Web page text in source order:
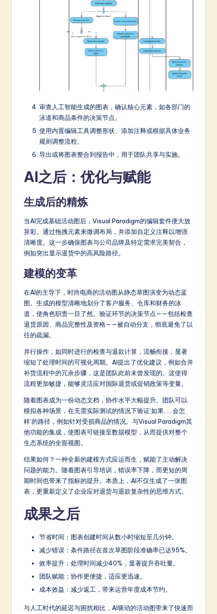
审查人工智能生成的图表，确认核心元素，如各部门的
泳道和商品条件的决策节点。
使用内置编辑工具调整形状、添加注释或根据具体业务
规则调整流程。
导出或将图表整合到报告中，用于团队共享与实施。
AI之后：优化与赋能
生成后的精炼
当AI完成基础活动图后，Visual Paradigm的编辑套件便大放
异彩。通过拖拽元素来微调布局，并添加自定义注释以增强
清晰度。这一步确保图表与公司品牌及特定需求完美契合，
例如突出显示退货中的高风险路径。
建模的变革
在AI的主导下，时尚电商的活动图从静态草图演变为动态蓝
图。生成的模型清晰地划分了客户服务、仓库和财务的泳
道，使角色职责一目了然。验证环节的决策节点——包括检查
退货原因、商品完整性及资格——被自动分支，彻底避免了以
往的疏漏。
并行操作，如同时进行的检查与退款计算，流畅衔接，显著
缩短了处理时间的可视化周期。AI提出了优化建议，例如合并
补货流程中的冗余步骤，这是团队此前未曾发现的。这使得
流程更加敏捷，能够灵活应对国际退货或促销政策等变量。
随着图表成为一份动态文档，协作水平大幅提升。团队可以
模拟各种场景，在无需实际测试的情况下验证‘如果……会怎
样’的路径，例如针对受损商品的情况。与Visual Paradigm其
他功能的集成，使图表可链接至数据模型，从而提供对整个
生态系统的全面视图。
结果如何？一种全新的建模方式应运而生，赋能了主动解决
问题的能力。随着图表引导培训，错误率下降，而更短的周
期时间也带来了指标的提升。本质上，AI不仅生成了一张图
表，更重新定义了企业应对退货与退款复杂性的思维方式。
成果之后
节省时间：图表创建时间从数小时缩短至几分钟。
减少错误：条件路径在首次草图阶段准确率已达95%。
效率提升：处理时间减少40%，显著提升吞吐量。
团队赋能：协作更便捷，适应更迅速。
成本效益：减少返工，带来运营年度成本节约。
与人工时代的延迟与困扰相比，AI驱动的活动图带来了快速而